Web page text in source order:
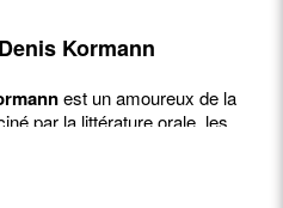
Kormann
est un amoureux de la
par la littérature orale, les
dessiner de grandes scènes qui
et de rendre compte de la